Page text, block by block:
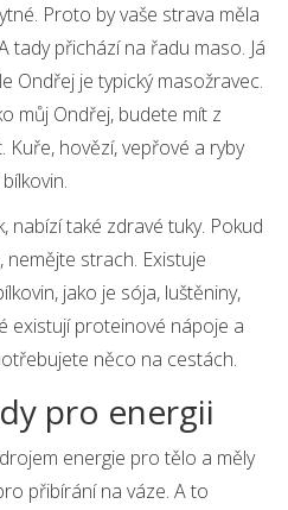
Proto by vaše strava měla
tady přichází na řadu maso. Já
Ondřej je typický masožravec.
můj Ondřej, budete mít z
hovězí, vepřové a ryby
nabízí také zdravé tuky. Pokud
strach. Existuje
jako je sója, luštěniny,
existují proteinové nápoje a
něco na cestách.
pro energii
energie pro tělo a měly
přibírání na váze. A to